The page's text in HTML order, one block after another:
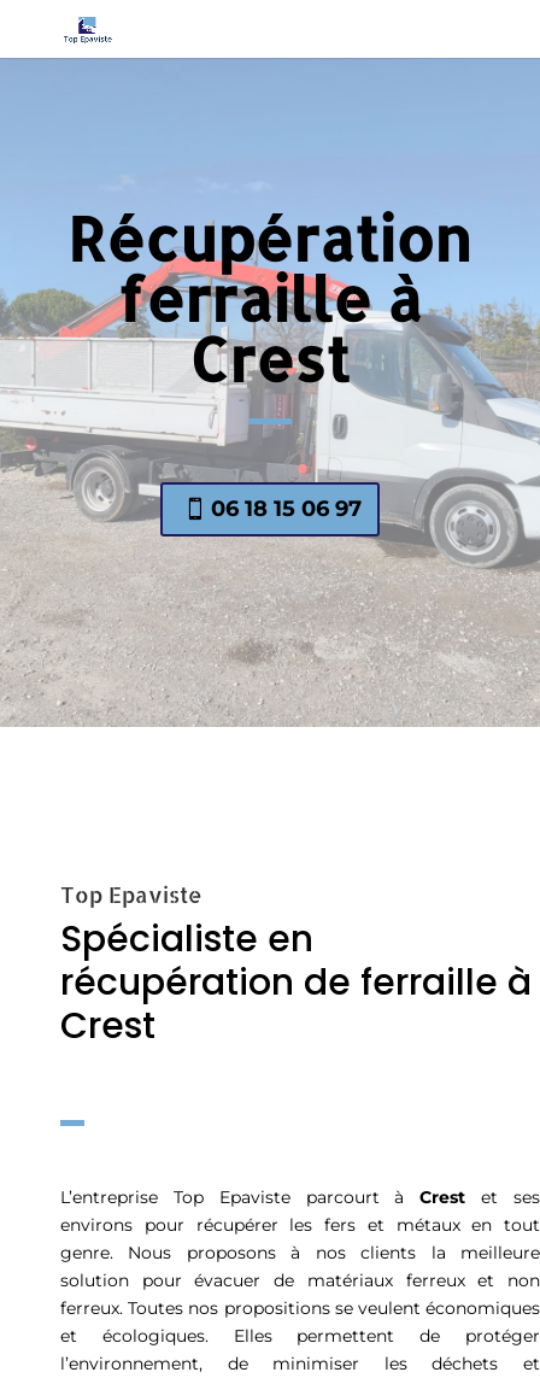
Récupération
ferraille à
Crest
06 18 15 06 97
Top Epaviste
Spécialiste en
récupération de ferraille à
Crest
L’entreprise Top Epaviste parcourt àCrest et ses
environs pour récupérer les fers et métaux en tout
genre. Nous proposons à nos clients la meilleure
solution pour évacuer de matériaux ferreux et non
ferreux. Toutes nos propositions se veulent économiques
et écologiques. Elles permettent de protéger
l’environnement, de minimiser les déchets et